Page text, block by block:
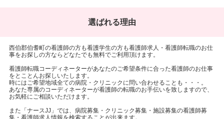
選ばれる理由
西伯郡伯耆町の看護師の方も看護学生の方も看護師求人・看護師転職のお仕
事をお探しの方ならどなたでも無料でご利用頂けます。
看護師転職コーディネーターがあなたのご希望条件に合った看護師のお仕事
をとことんお探しいたします。
時にはご希望地域全ての病院・クリニックに問い合わせることも・・・。
あなた専属のコーディネーターが看護師の転職のお手伝いを致しますので、
お気軽にご相談いただけます。
また「ナースJJ」では、病院募集・クリニック募集・施設募集の看護師募
集・看護師求人情報を検索することが出来ます。